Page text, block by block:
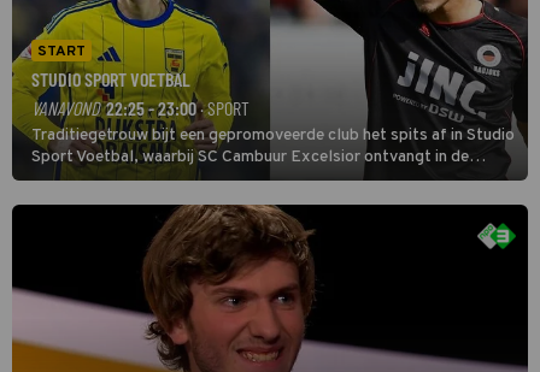
START
STUDIO SPORT VOETBAL
VANAVOND 22:25 - 23:00· SPORT
Traditiegetrouw bijt een gepromoveerde club het spits af in Studio
Sport Voetbal, waarbij SC Cambuur Excelsior ontvangt in de
eerste wedstrijd van het nieuwe Eredivisieseizoen. De nieuwe
oefenmeester is Johan Plat en hij wil aanvallend voetballen.